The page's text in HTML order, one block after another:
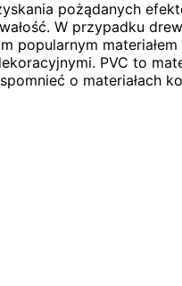
pożądanych
W przypadku
PVC to
o materiałach